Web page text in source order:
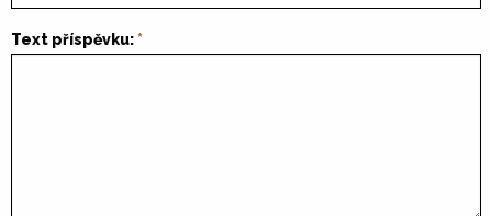
Text příspěvku: